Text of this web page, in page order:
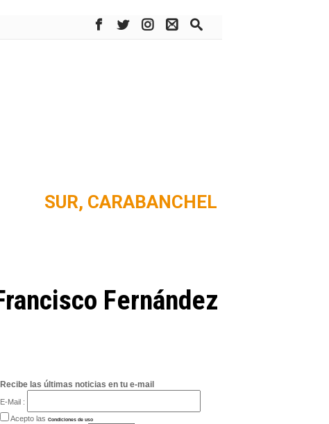
SUR, CARABANCHEL
Fernández
Recibe las últimas noticias en tu e-mail
E-Mail :
Acepto las Condiciones de uso